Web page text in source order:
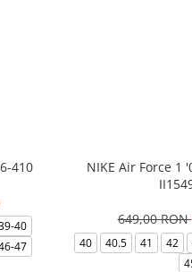
410
40
47
NIKE Air Force 1
649,00 RON
40 40.5 41 42